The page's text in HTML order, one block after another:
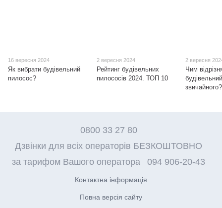
16 вересня 2024
Як вибрати будівельний
пилосос?
2 вересня 2024
Рейтинг будівельних
пилососів 2024. ТОП 10
2 вересня
Чим
звичайного?
0800 33 27 80
Дзвінки для всіх операторів БЕЗКОШТОВНО
за тарифом Вашого оператора
094 906-20-43
Контактна інформація
Повна версія сайту